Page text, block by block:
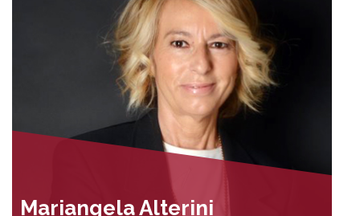
Mariangela Alterini